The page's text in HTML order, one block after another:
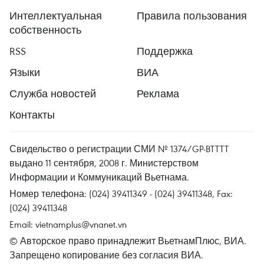
Интеллектуальная
собственность
Правила пользования
RSS
Поддержка
Языки
ВИА
Служба новостей
Реклама
Контакты
Свидельство о регистрации СМИ № 1374/GP-BTTTT
выдано 11 сентября, 2008 г. Министерством
Информации и Коммуникаций Вьетнама.
Номер телефона: (024) 39411349 - (024) 39411348, Fax:
(024) 39411348
Email: vietnamplus@vnanet.vn
© Авторское право принадлежит ВьетнамПлюс, ВИА.
Запрещено копирование без согласия ВИА.